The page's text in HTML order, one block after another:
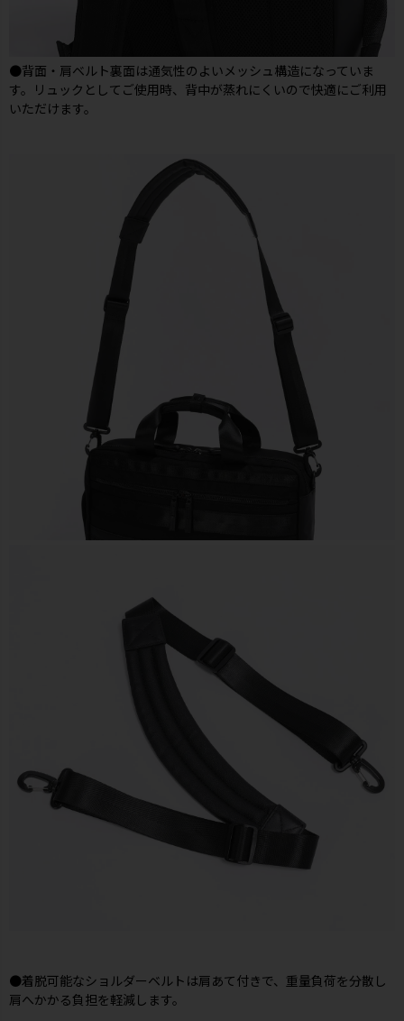
●背面・肩ベルト裏面は通気性のよいメッシュ構造になっていま
す。リュックとしてご使用時、背中が蒸れにくいので快適にご利用
いただけます。
●着脱可能なショルダーベルトは肩あて付きで、重量負荷を分散し
肩へかかる負担を軽減します。